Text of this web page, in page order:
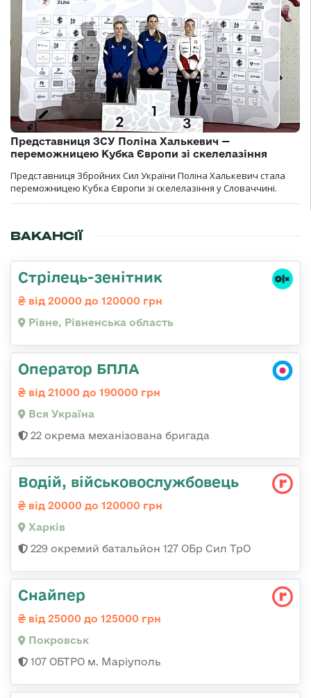
Представниця ЗСУ Поліна Халькевич —
переможницею Кубка Європи зі скелелазіння
Представниця Збройних Сил України Поліна Халькевич стала
переможницею Кубка Європи зі скелелазіння у Словаччині.
ВАКАНСІЇ
Стрілець-зенітник
від 20000 до 120000 грн
Рівне, Рівненська область
Оператор БПЛА
від 21000 до 190000 грн
Вся Україна
22 окрема механізована бригада
Водій, військовослужбовець
від 20000 до 120000 грн
Харків
229 окремий батальйон 127 ОБр Сил ТрО
Снайпер
від 25000 до 125000 грн
Покровськ
107 ОБТРО м. Маріуполь